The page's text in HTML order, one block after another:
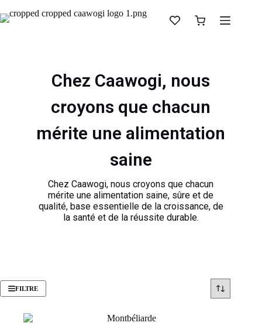
Chez Caawogi, nous
croyons que chacun
mérite une alimentation
saine
Chez Caawogi, nous croyons que chacun
mérite une alimentation saine, sûre et de
qualité, base essentielle de la croissance, de
la santé et de la réussite durable.
FILTRE